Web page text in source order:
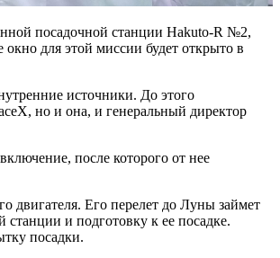
посадочной станции Hakuto-R №2,
для этой миссии будет открыто в
источники. До этого
но и она, и генеральный директор
после которого от нее
двигателя. Его перелет до Луны займет
и подготовку к ее посадке.
посадки.